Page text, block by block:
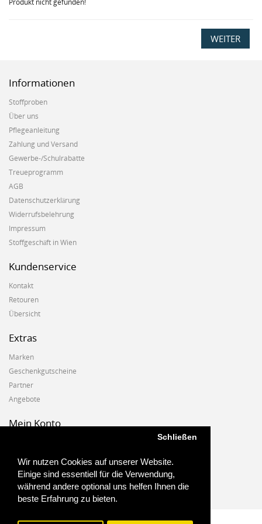
Wir nutzen Cookies auf unserer Website.
Einige sind essentiell für die Verwendung,
während andere optional uns helfen Ihnen die
beste Erfahrung zu bieten.
Schließen
Produkt nicht gefunden!
WEITER
Informationen
Stoffproben
Über uns
Pflegeanleitung
Zahlung und Versand
Gewerbe-/Schulrabatte
Treueprogramm
AGB
Datenschutzerklärung
Widerrufsbelehrung
Impressum
Stoffgeschäft in Wien
Kundenservice
Kontakt
Retouren
Übersicht
Extras
Marken
Geschenkgutscheine
Partner
Angebote
Mein Konto
Auftragshistorie
Wunschzettel
Newsletter